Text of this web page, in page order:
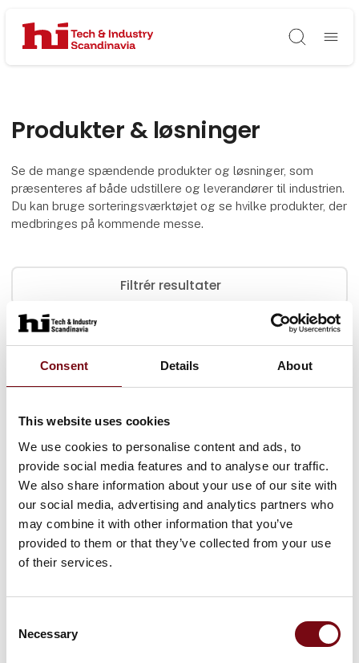
Consent Details About
This website uses cookies
We use cookies to personalise content and ads, to
provide social media features and to analyse our traffic.
We also share information about your use of our site with
our social media, advertising and analytics partners who
may combine it with other information that you’ve
provided to them or that they’ve collected from your use
of their services.
Selection
Necessary
Søg
Produkter & løsninger
Se de mange spændende produkter og løsninger, som
præsenteres af både udstillere og leverandører til industrien.
Du kan bruge sorteringsværktøjet og se hvilke produkter, der
medbringes på kommende messe.
Filtrér resultater
0produkter
Ingen resultater fundet.